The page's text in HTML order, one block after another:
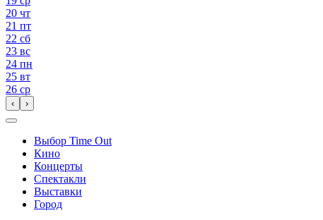
20 чт
21 пт
22 сб
23 вс
24 пн
25 вт
26 ср
‹ ›
Выбор Time Out
Кино
Концерты
Спектакли
Выставки
Город